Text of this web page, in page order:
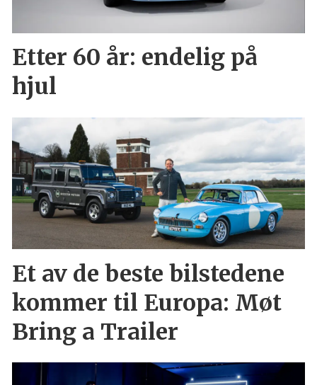
Etter 60 år: endelig på
hjul
Et av de beste bilstedene
kommer til Europa: Møt
Bring a Trailer